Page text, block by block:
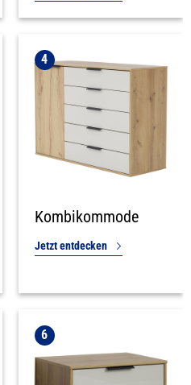
4
Kombikommode
Jetzt entdecken
6